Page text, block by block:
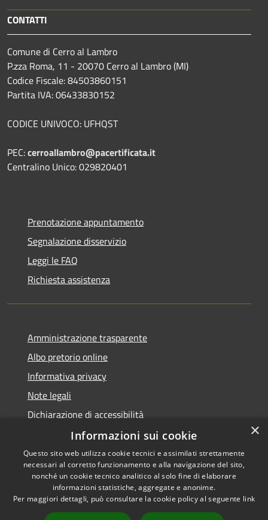
CONTATTI
Comune di Cerro al Lambro
P.zza Roma, 11 - 20070 Cerro al Lambro (MI)
Codice Fiscale: 84503860151
Partita IVA: 06433830152
CODICE UNIVOCO: UFHQST
PEC:cerroallambro@pacertificata.it
Centralino Unico: 029820401
Prenotazione appuntamento
Segnalazione disservizio
Leggi le FAQ
Richiesta assistenza
Amministrazione trasparente
Albo pretorio online
Informativa privacy
Note legali
Dichiarazione di accessibilità
Accessibilità
Privacy
Copyright © 2026 • Comune di
Cerro al Lambro • Powered by
Municipium•Accesso
×
Informazioni sui cookie
Questo sito web utilizza cookie tecnici e assimilati strettamente
necessari al corretto funzionamento e alla navigazione del sito,
nonché un cookie tecnico analitico al solo fine di elaborare
informazioni statistiche, aggregate e anonime.
Per maggiori dettagli, può consultare la cookie policy al seguente link